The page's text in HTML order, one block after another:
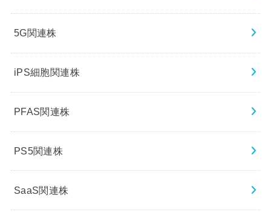
5G関連株
iPS細胞関連株
PFAS関連株
PS5関連株
SaaS関連株